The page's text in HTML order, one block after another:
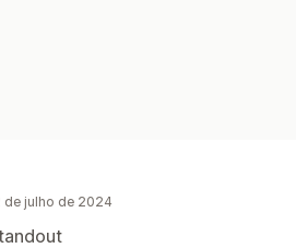
de julho de 2024